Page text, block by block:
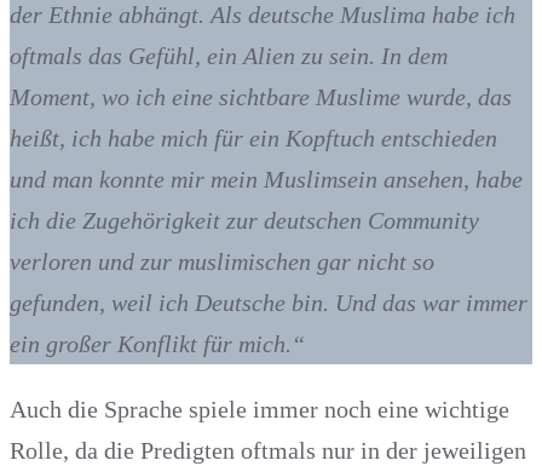
der Ethnie abhängt. Als deutsche Muslima habe ich
oftmals das Gefühl, ein Alien zu sein. In dem
Moment, wo ich eine sichtbare Muslime wurde, das
heißt, ich habe mich für ein Kopftuch entschieden
und man konnte mir mein Muslimsein ansehen, habe
ich die Zugehörigkeit zur deutschen Community
verloren und zur muslimischen gar nicht so
gefunden, weil ich Deutsche bin. Und das war immer
ein großer Konflikt für mich.“
Auch die Sprache spiele immer noch eine wichtige
Rolle, da die Predigten oftmals nur in der jeweiligen